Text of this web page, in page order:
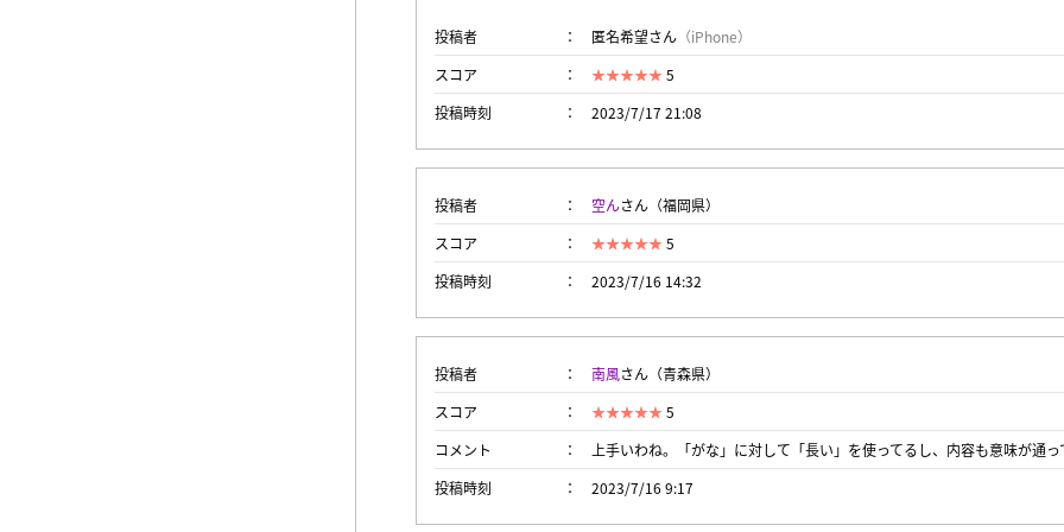
投稿者 匿名希望さん （iPhone）
スコア
5
投稿時刻
2023/7/17 21:08
投稿者 空んさん（福岡県）
スコア
5
投稿時刻
2023/7/16 14:32
投稿者 南風さん（青森県）
スコア
5
コメント
上手いわね。「がな」に対して「長い」を使ってるし、内容も意味が通っ
投稿時刻
2023/7/16 9:17